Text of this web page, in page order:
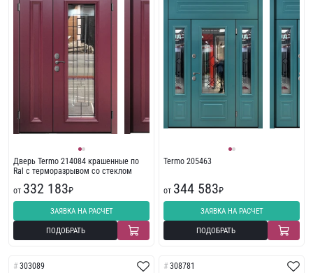
Дверь Termo 214084 крашенные по
Ral с терморазрывом со стеклом
от 332 183₽
ЗАЯВКА НА РАСЧЕТ
ПОДОБРАТЬ
Termo 205463
от 344 583₽
ЗАЯВКА НА РАСЧЕТ
ПОДОБРАТЬ
303089 308781